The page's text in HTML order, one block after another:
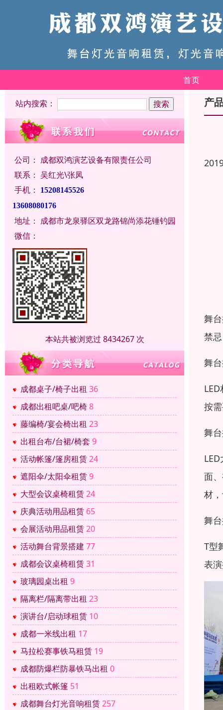
首页
站内搜索：
公司： 成都双鸿演艺设备有限责任公司
联系： 吴红光\张凤
手机：
15208145526
13608080176
地址： 成都市龙泉驿区双龙路锦尚添花锤钓园
微信：
本站共被浏览过 8434267 次
成都桌子/椅子出租 36
成都出租吧桌/吧椅8
藤编椅/宴会椅出租 23
出租台布/台裙/椅套 9
活动帐篷/篷房租赁24
遮阳伞/太阳伞租赁9
大型会议桌椅租赁24
庆典活动用品租赁 65
会展活动用品租赁20
活动舞台背景搭建 77
成都会议桌椅租赁31
玻璃园桌出租 9
隔离栏/隔离带出租 23
演讲台/启动球租赁 10
成都一米线出租 17
马拉松赛事铁马租赁 19
成都防爆栏防暴铁马出租 0
出租欧式帐篷 51
成都舞台灯光音响租赁257
产
舞
禁
舞
按
舞
面
材
舞
T型
表